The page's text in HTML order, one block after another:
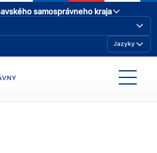
samosprávneho kraja
Jazyky